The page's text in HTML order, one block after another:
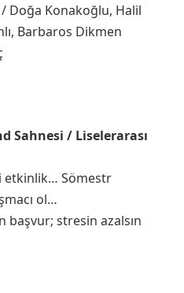
Doğa Konakoğlu, Halil
Barbaros Dikmen
Sahnesi / Liselerarası
etkinlik… Sömestr
ol…
başvur; stresin azalsın